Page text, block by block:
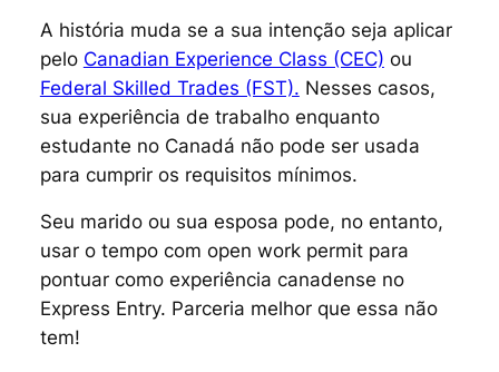
A história muda se a sua intenção seja aplicar
pelo Canadian Experience Class (CEC) ou
Federal Skilled Trades (FST). Nesses casos,
sua experiência de trabalho enquanto
estudante no Canadá não pode ser usada
para cumprir os requisitos mínimos.
Seu marido ou sua esposa pode, no entanto,
usar o tempo com open work permit para
pontuar como experiência canadense no
Express Entry. Parceria melhor que essa não
tem!